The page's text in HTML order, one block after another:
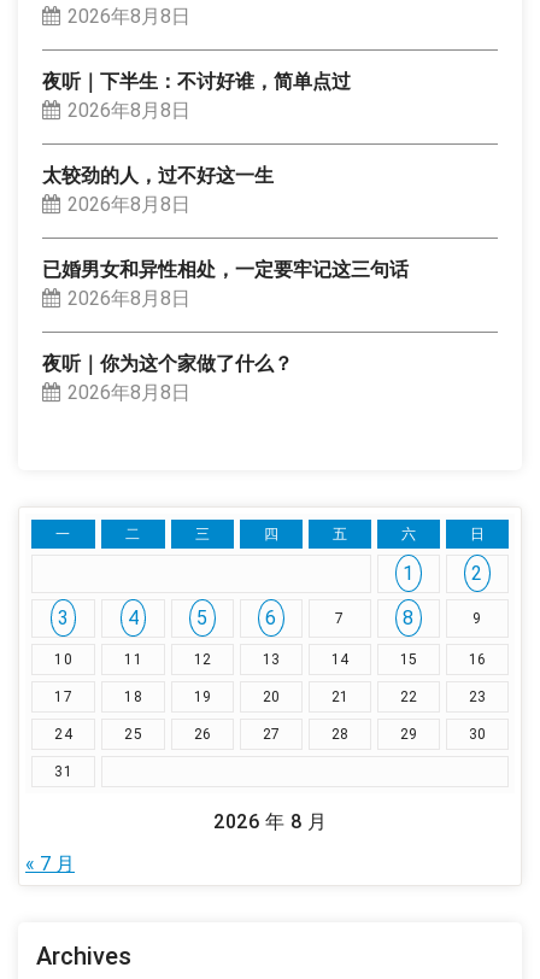
2026年8月8日
夜听｜下半生：不讨好谁，简单点过
2026年8月8日
太较劲的人，过不好这一生
2026年8月8日
已婚男女和异性相处，一定要牢记这三句话
2026年8月8日
夜听｜你为这个家做了什么？
2026年8月8日
2026 年 8 月
一 二 三 四 五 六 日
1
2
3
4 5 6 7 8 9
10 11 12 13 14 15 16
17 18 19 20 21 22 23
24 25 26 27 28 29 30
31
« 7 月
Archives